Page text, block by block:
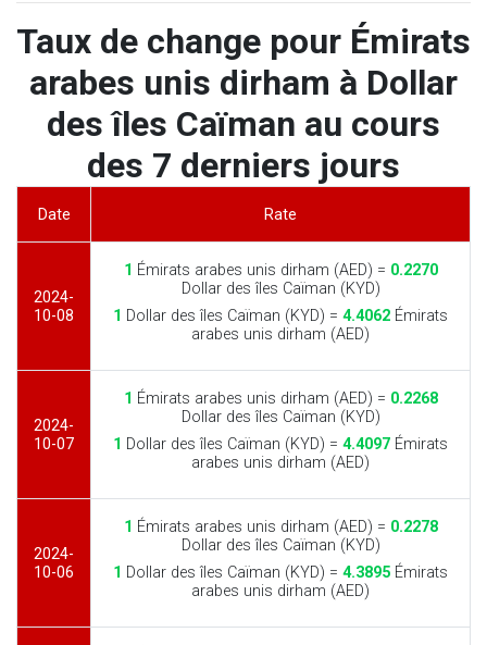
Taux de change pour Émirats
arabes unis dirham à Dollar
des îles Caïman au cours
des 7 derniers jours
Date Rate
2024-
10-08
1 Émirats arabes unis dirham (AED) = 0.2270
Dollar des îles Caïman (KYD)
1 Dollar des îles Caïman (KYD) = 4.4062 Émirats
arabes unis dirham (AED)
2024-
10-07
1 Émirats arabes unis dirham (AED) = 0.2268
Dollar des îles Caïman (KYD)
1 Dollar des îles Caïman (KYD) = 4.4097 Émirats
arabes unis dirham (AED)
2024-
10-06
1 Émirats arabes unis dirham (AED) = 0.2278
Dollar des îles Caïman (KYD)
1 Dollar des îles Caïman (KYD) = 4.3895 Émirats
arabes unis dirham (AED)